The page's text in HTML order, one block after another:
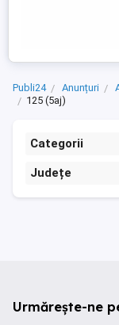
Publi24 Anunțuri
125 (5aj)
Categorii
Județe
Urmărește-ne